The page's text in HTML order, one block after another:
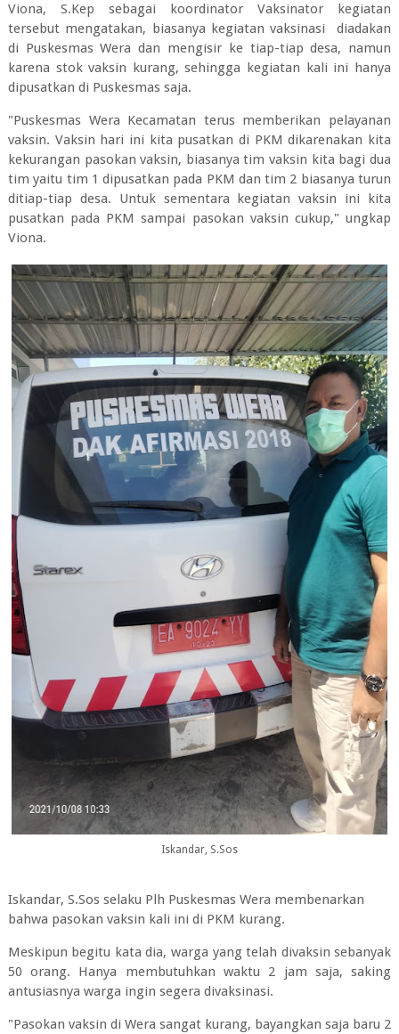
Viona, S.Kep sebagai koordinator Vaksinator kegiatan
tersebut mengatakan, biasanya kegiatan vaksinasi diadakan
di Puskesmas Wera dan mengisir ke tiap-tiap desa, namun
karena stok vaksin kurang, sehingga kegiatan kali ini hanya
dipusatkan di Puskesmas saja.
"Puskesmas Wera Kecamatan terus memberikan pelayanan
vaksin. Vaksin hari ini kita pusatkan di PKM dikarenakan kita
kekurangan pasokan vaksin, biasanya tim vaksin kita bagi dua
tim yaitu tim 1 dipusatkan pada PKM dan tim 2 biasanya turun
ditiap-tiap desa. Untuk sementara kegiatan vaksin ini kita
pusatkan pada PKM sampai pasokan vaksin cukup," ungkap
Viona.
Iskandar, S.Sos
Iskandar, S.Sos selaku Plh Puskesmas Wera membenarkan
bahwa pasokan vaksin kali ini di PKM kurang.
Meskipun begitu kata dia, warga yang telah divaksin sebanyak
50 orang. Hanya membutuhkan waktu 2 jam saja, saking
antusiasnya warga ingin segera divaksinasi.
"Pasokan vaksin di Wera sangat kurang, bayangkan saja baru 2